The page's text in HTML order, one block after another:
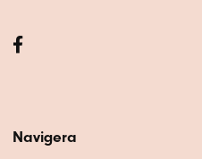
Navigera